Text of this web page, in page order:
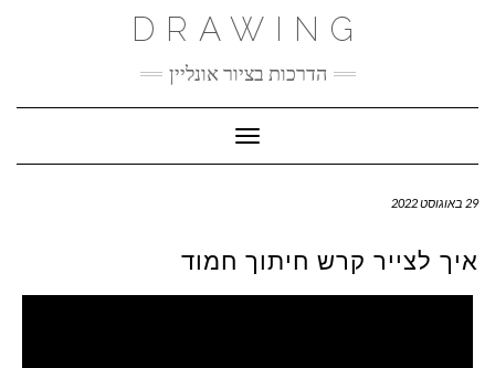
DRAWING
הדרכות בציור אונליין
Toggle Navigation
29 באוגוסט 2022
איך לצייר קרש חיתוך חמוד